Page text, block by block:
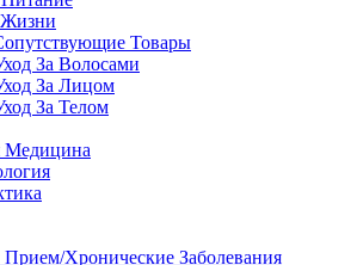
Жизни
Товары
За Волосами
За Лицом
За Телом
Медицина
Прием/Хронические Заболевания